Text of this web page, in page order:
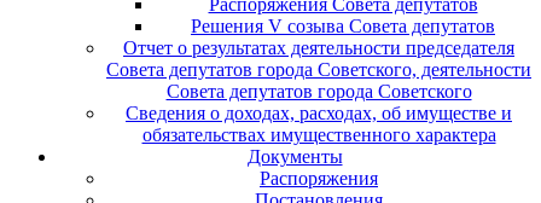
Распоряжения Совета депутатов
Решения V созыва Совета депутатов
Отчет о результатах деятельности председателя
Совета депутатов города Советского, деятельности
Совета депутатов города Советского
Сведения о доходах, расходах, об имуществе и
обязательствах имущественного характера
Документы
Распоряжения